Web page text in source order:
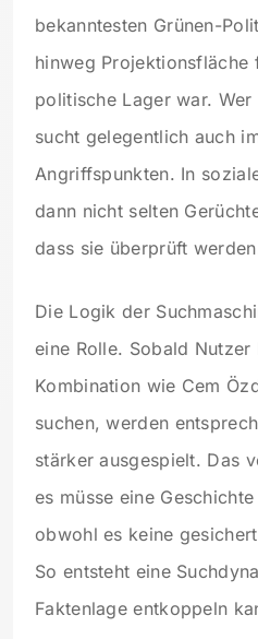
bekanntesten Grünen-
hinweg Projektionsfläche
politische Lager war.
sucht gelegentlich auch
Angriffspunkten. In
dann nicht selten
dass sie überprüft
Die Logik der
eine Rolle. Sobald
Kombination wie Cem
suchen, werden
stärker ausgespielt. Das
es müsse eine
obwohl es keine
So entsteht eine
Faktenlage entkoppeln